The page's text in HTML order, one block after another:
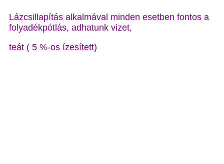
Lázcsillapítás alkalmával minden esetben fontos a
folyadékpótlás, adhatunk vizet,
teát ( 5 %-os ízesített)